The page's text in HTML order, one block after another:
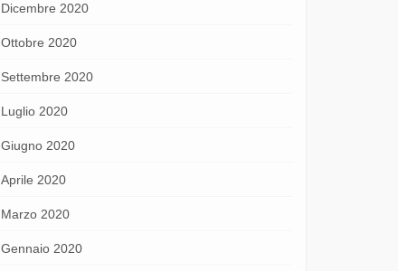
Dicembre 2020
Ottobre 2020
Settembre 2020
Luglio 2020
Giugno 2020
Aprile 2020
Marzo 2020
Gennaio 2020